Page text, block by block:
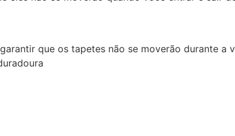
que os tapetes não se moverão durante a